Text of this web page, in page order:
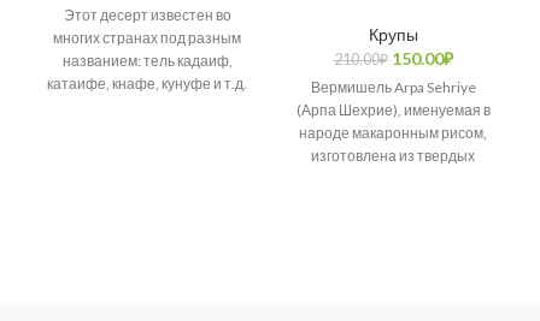
Этот десерт известен во
многих странах под разным
названием: тель кадаиф,
катаифе, кнафе, кунуфе и т.д.
Крупы
210.00₽ 150.00₽
Вермишель Arpa Sehriye
(Арпа Шехрие), именуемая в
народе макаронным рисом,
изготовлена из твердых